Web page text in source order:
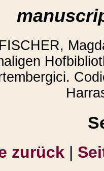
FISCHER,
zurück |